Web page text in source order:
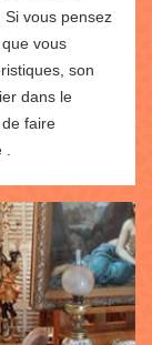
Si vous pensez
vous
son
dans le
faire